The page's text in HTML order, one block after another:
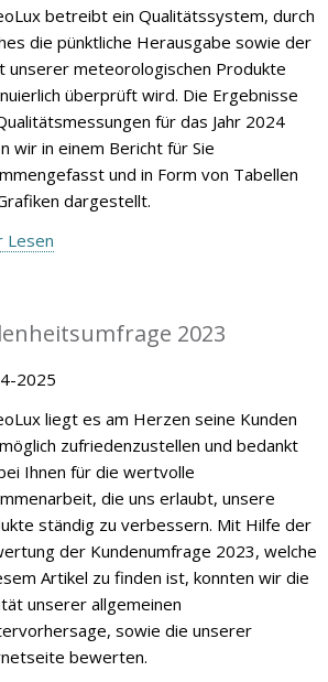
betreibt ein Qualitätssystem, durch
die pünktliche Herausgabe sowie der
unserer meteorologischen Produkte
überprüft wird. Die Ergebnisse
für das Jahr 2024
wir in einem Bericht für Sie
und in Form von Tabellen
dargestellt.
Lesen
2023
2025
liegt es am Herzen seine Kunden
zufriedenzustellen und bedankt
Ihnen für die wertvolle
die uns erlaubt, unsere
ständig zu verbessern. Mit Hilfe der
der Kundenumfrage 2023, welche
Artikel zu finden ist, konnten wir die
unserer allgemeinen
sowie die unserer
bewerten.